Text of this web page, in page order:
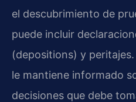
el descubrimiento de
puede incluir
(depositions) y
le mantiene informado
decisiones que debe